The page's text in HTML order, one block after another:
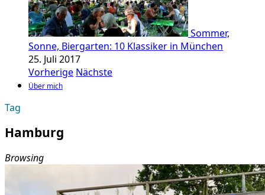
Sommer,
Sonne, Biergarten: 10 Klassiker in München
25. Juli 2017
Vorherige Nächste
Über mich
Tag
Hamburg
Browsing